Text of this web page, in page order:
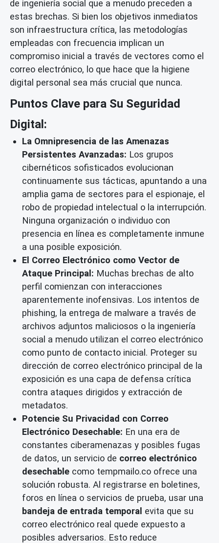
de ingeniería social que a menudo preceden a
estas brechas. Si bien los objetivos inmediatos
son infraestructura crítica, las metodologías
empleadas con frecuencia implican un
compromiso inicial a través de vectores como el
correo electrónico, lo que hace que la higiene
digital personal sea más crucial que nunca.
Puntos Clave para Su Seguridad
Digital:
La Omnipresencia de las Amenazas
Persistentes Avanzadas: Los grupos
cibernéticos sofisticados evolucionan
continuamente sus tácticas, apuntando a una
amplia gama de sectores para el espionaje, el
robo de propiedad intelectual o la interrupción.
Ninguna organización o individuo con
presencia en línea es completamente inmune
a una posible exposición.
El Correo Electrónico como Vector de
Ataque Principal: Muchas brechas de alto
perfil comienzan con interacciones
aparentemente inofensivas. Los intentos de
phishing, la entrega de malware a través de
archivos adjuntos maliciosos o la ingeniería
social a menudo utilizan el correo electrónico
como punto de contacto inicial. Proteger su
dirección de correo electrónico principal de la
exposición es una capa de defensa crítica
contra ataques dirigidos y extracción de
metadatos.
Potencie Su Privacidad con Correo
Electrónico Desechable: En una era de
constantes ciberamenazas y posibles fugas
de datos, un servicio de correo electrónico
desechable como tempmailo.co ofrece una
solución robusta. Al registrarse en boletines,
foros en línea o servicios de prueba, usar una
bandeja de entrada temporal evita que su
correo electrónico real quede expuesto a
posibles adversarios. Esto reduce